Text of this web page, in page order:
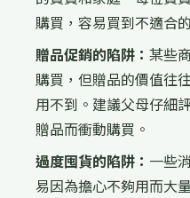
購買，容易買到不適合
贈品促銷的陷阱： 某些
購買，但贈品的價值往
用不到。建議父母仔細
贈品而衝動購買。
過度囤貨的陷阱： 一些
易因為擔心不夠用而大